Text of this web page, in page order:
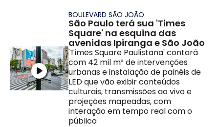
BOULEVARD SÃO JOÃO
São Paulo terá sua 'Times
Square' na esquina das
avenidas Ipiranga e São João
'Times Square Paulistana' contará
com 42 mil m² de intervenções
urbanas e instalação de painéis de
LED que vão exibir conteúdos
culturais, transmissões ao vivo e
projeções mapeadas, com
interação em tempo real com o
público